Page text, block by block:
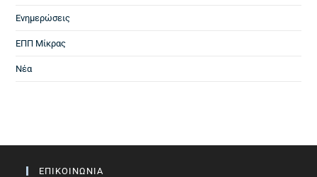
Ενημερώσεις
ΕΠΠ Μίκρας
Νέα
ΕΠΙΚΟΙΝΩΝΙΑ